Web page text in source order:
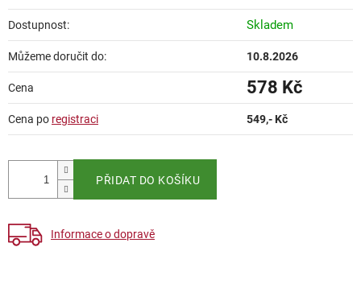
Dostupnost: Skladem
Můžeme doručit do: 10.8.2026
Cena 578 Kč
Cena po registraci 549,- Kč
PŘIDAT DO KOŠÍKU
Informace o dopravě